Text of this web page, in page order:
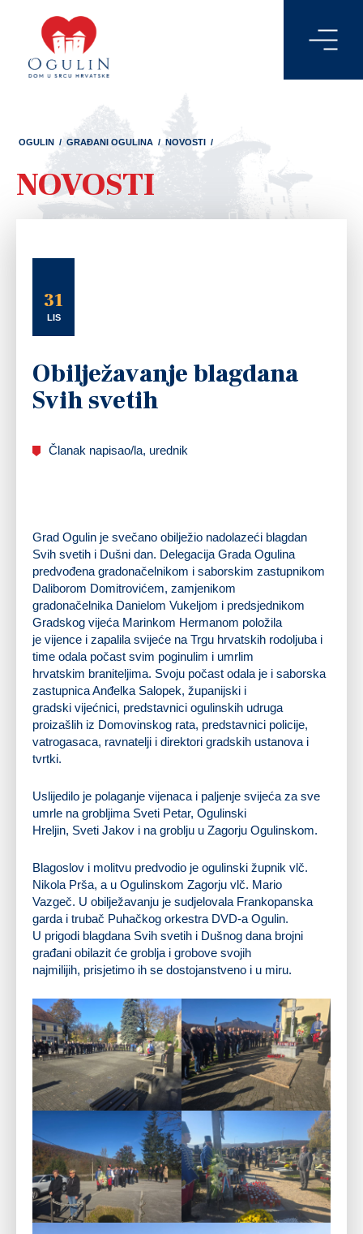
OGULIN / GRAĐANI OGULINA / NOVOSTI /
NOVOSTI
31
LIS
Obilježavanje blagdana
Svih svetih
Članak napisao/la, urednik
Grad Ogulin je svečano obilježio nadolazeći blagdan
Svih svetih i Dušni dan. Delegacija Grada Ogulina
predvođena gradonačelnikom i saborskim zastupnikom
Daliborom Domitrovićem, zamjenikom
gradonačelnika Danielom Vukeljom i predsjednikom
Gradskog vijeća Marinkom Hermanom položila
je vijence i zapalila svijeće na Trgu hrvatskih rodoljuba i
time odala počast svim poginulim i umrlim
hrvatskim braniteljima. Svoju počast odala je i saborska
zastupnica Anđelka Salopek, županijski i
gradski vijećnici, predstavnici ogulinskih udruga
proizašlih iz Domovinskog rata, predstavnici policije,
vatrogasaca, ravnatelji i direktori gradskih ustanova i
tvrtki.
Uslijedilo je polaganje vijenaca i paljenje svijeća za sve
umrle na grobljima Sveti Petar, Ogulinski
Hreljin, Sveti Jakov i na groblju u Zagorju Ogulinskom.
Blagoslov i molitvu predvodio je ogulinski župnik vlč.
Nikola Prša, a u Ogulinskom Zagorju vlč. Mario
Vazgeč. U obilježavanju je sudjelovala Frankopanska
garda i trubač Puhačkog orkestra DVD-a Ogulin.
U prigodi blagdana Svih svetih i Dušnog dana brojni
građani obilazit će groblja i grobove svojih
najmilijih, prisjetimo ih se dostojanstveno i u miru.